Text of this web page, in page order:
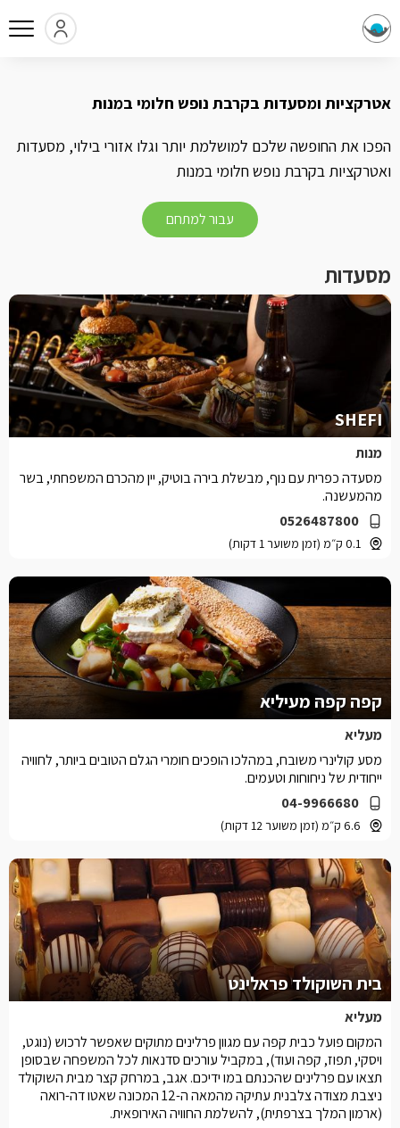
אטרקציות ומסעדות בקרבת נופש חלומי במנות
הפכו את החופשה שלכם למושלמת יותר וגלו אזורי בילוי, מסעדות
ואטרקציות בקרבת נופש חלומי במנות
עבור למתחם
מסעדות
SHEFI
מנות
0526487800
0.1 ק״מ (זמן משוער 1 דקות)
מסעדה כפרית עם נוף, מבשלת בירה בוטיק, יין מהכרם המשפחתי, בשר
מהמעשנה.
קפה קפה מעיליא
מעליא
04-9966680
6.6 ק״מ (זמן משוער 12 דקות)
מסע קולינרי משובח, במהלכו הופכים חומרי הגלם הטובים ביותר, לחוויה
ייחודית של ניחוחות וטעמים.
בית השוקולד פראלינט
מעליא
המקום פועל כבית קפה עם מגוון פרלינים מתוקים שאפשר לרכוש (נוגט,
ויסקי, תפוז, קפה ועוד), במקביל עורכים סדנאות לכל המשפחה שבסופן
תצאו עם פרלינים שהכנתם במו ידיכם. אגב, במרחק קצר מבית השוקולד
ניצבת מצודה צלבנית עתיקה מהמאה ה-12 המכונה שאטו דה-רואה
(ארמון המלך בצרפתית), להשלמת החוויה האירופאית.